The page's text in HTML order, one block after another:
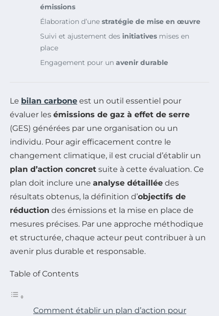
émissions
Élaboration d’une stratégie de mise en œuvre
Suivi et ajustement des initiatives mises en
place
Engagement pour un avenir durable
Le bilan carbone est un outil essentiel pour
évaluer les émissions de gaz à effet de serre
(GES) générées par une organisation ou un
individu. Pour agir efficacement contre le
changement climatique, il est crucial d’établir un
plan d’action concret suite à cette évaluation. Ce
plan doit inclure une analyse détaillée des
résultats obtenus, la définition d’objectifs de
réduction des émissions et la mise en place de
mesures précises. Par une approche méthodique
et structurée, chaque acteur peut contribuer à un
avenir plus durable et responsable.
Table of Contents
Comment établir un plan d’action pour